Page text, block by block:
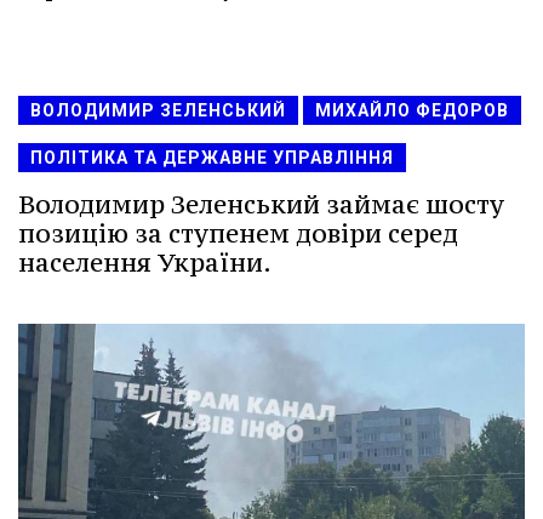
ВОЛОДИМИР ЗЕЛЕНСЬКИЙ МИХАЙЛО ФЕДОРОВ
ПОЛІТИКА ТА ДЕРЖАВНЕ УПРАВЛІННЯ
Володимир Зеленський займає шосту
позицію за ступенем довіри серед
населення України.